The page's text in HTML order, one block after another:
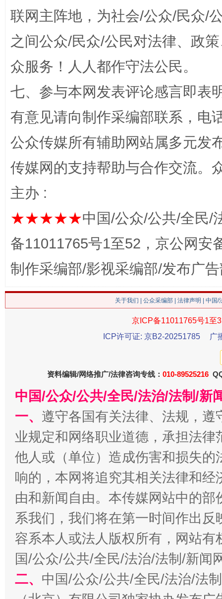
网上购药对药下症？
这是一记警钟！ 谢
在谋一域中谋全局
今
习近平的博鳌关键词
联网主阵地，为社会/公众/民众/
之间公众/民众/公民对法律、政
众服务！人人都作守法公民。
七、参与本网发表评论感言即表
有意见请向制作采编部联系，电
公众传媒所有辅助网站属多元发
传媒网的支持帮助与合作交流。
主办 :
★★★★★中国/公众/公共/全民/
备11011765号1至52，京公网安
制作采编部/影视采编部/发布广
关于我们 公众采编部 法律声明 | 中国
京ICP备11011765号1至
ICP许可证: 京B2-20251785
广
资料编辑/网络推广/法律咨询专线： 010-89525216
中国/公众/公共/全民/法治/法制/新
一、 遵守各国有关法律、法规，
业规定和网络职业道德，承担法
他人或（单位）造成伤害和损失
响的，本网将追究其相关法律和
由和新闻自由。本传媒网站中的
系我们，我们将在第一时间作出
容系本人或法人版权所有，网站
国/公众/公共/全民/法治/法制/新闻
二、 中国/公众/公共/全民/法治/法